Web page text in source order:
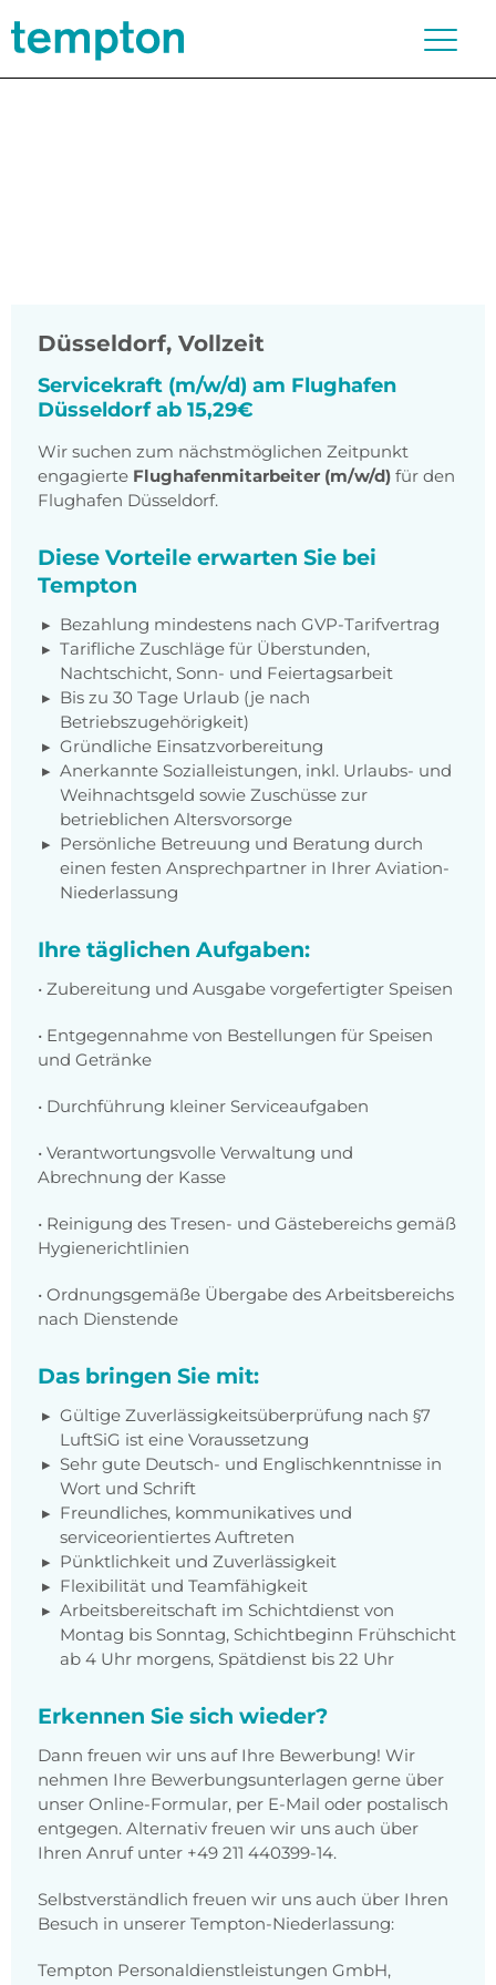
Düsseldorf, Vollzeit
Servicekraft (m/w/d) am Flughafen
Düsseldorf ab 15,29€
Wir suchen zum nächstmöglichen Zeitpunkt
engagierte Flughafenmitarbeiter (m/w/d) für den
Flughafen Düsseldorf.
Diese Vorteile erwarten Sie bei
Tempton
Bezahlung mindestens nach GVP-Tarifvertrag
Tarifliche Zuschläge für Überstunden,
Nachtschicht, Sonn- und Feiertagsarbeit
Bis zu 30 Tage Urlaub (je nach
Betriebszugehörigkeit)
Gründliche Einsatzvorbereitung
Anerkannte Sozialleistungen, inkl. Urlaubs- und
Weihnachtsgeld sowie Zuschüsse zur
betrieblichen Altersvorsorge
Persönliche Betreuung und Beratung durch
einen festen Ansprechpartner in Ihrer Aviation-
Niederlassung
Ihre täglichen Aufgaben:
• Zubereitung und Ausgabe vorgefertigter Speisen
• Entgegennahme von Bestellungen für Speisen
und Getränke
• Durchführung kleiner Serviceaufgaben
• Verantwortungsvolle Verwaltung und
Abrechnung der Kasse
• Reinigung des Tresen- und Gästebereichs gemäß
Hygienerichtlinien
• Ordnungsgemäße Übergabe des Arbeitsbereichs
nach Dienstende
Das bringen Sie mit:
Gültige Zuverlässigkeitsüberprüfung nach §7
LuftSiG ist eine Voraussetzung
Sehr gute Deutsch- und Englischkenntnisse in
Wort und Schrift
Freundliches, kommunikatives und
serviceorientiertes Auftreten
Pünktlichkeit und Zuverlässigkeit
Flexibilität und Teamfähigkeit
Arbeitsbereitschaft im Schichtdienst von
Montag bis Sonntag, Schichtbeginn Frühschicht
ab 4 Uhr morgens, Spätdienst bis 22 Uhr
Erkennen Sie sich wieder?
Dann freuen wir uns auf Ihre Bewerbung! Wir
nehmen Ihre Bewerbungsunterlagen gerne über
unser Online-Formular, per E-Mail oder postalisch
entgegen. Alternativ freuen wir uns auch über
Ihren Anruf unter +49 211 440399-14.
Selbstverständlich freuen wir uns auch über Ihren
Besuch in unserer Tempton-Niederlassung:
Tempton Personaldienstleistungen GmbH,